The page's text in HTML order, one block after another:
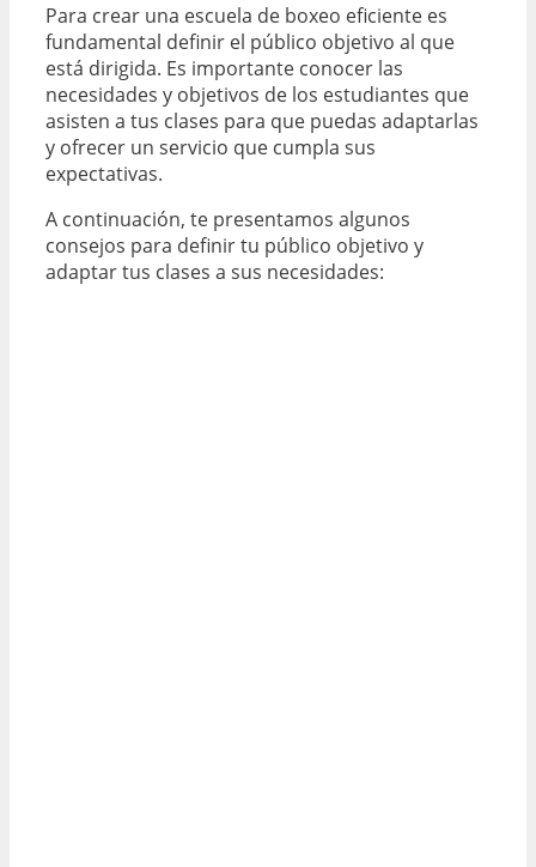
Para crear una escuela de boxeo eficiente es
fundamental definir el público objetivo al que
está dirigida. Es importante conocer las
necesidades y objetivos de los estudiantes que
asisten a tus clases para que puedas adaptarlas
y ofrecer un servicio que cumpla sus
expectativas.
A continuación, te presentamos algunos
consejos para definir tu público objetivo y
adaptar tus clases a sus necesidades: